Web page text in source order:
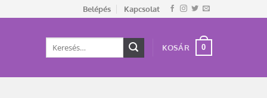
Belépés Kapcsolat
Keresés
KOSÁR 0